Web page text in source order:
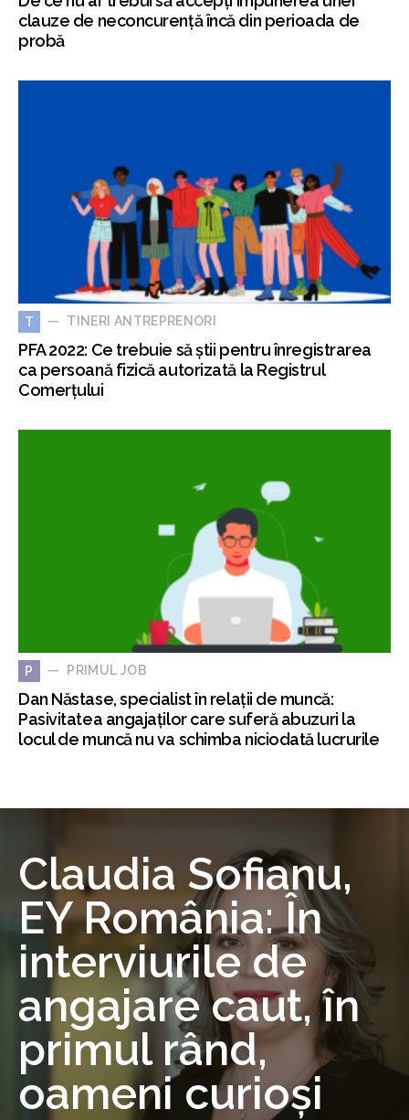
clauze de neconcurență încă din perioada de
probă
T TINERI ANTREPRENORI
PFA 2022: Ce trebuie să știi pentru înregistrarea
ca persoană fizică autorizată la Registrul
Comerțului
P PRIMUL JOB
Dan Năstase, specialist în relații de muncă:
Pasivitatea angajaților care suferă abuzuri la
locul de muncă nu va schimba niciodată lucrurile
Claudia Sofianu,
EY România: În
interviurile de
angajare caut, în
primul rând,
oameni curioși